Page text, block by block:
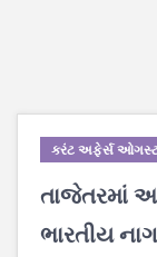
કરંટ અફેર્સ
તાજેતરમાં
ભારતીય